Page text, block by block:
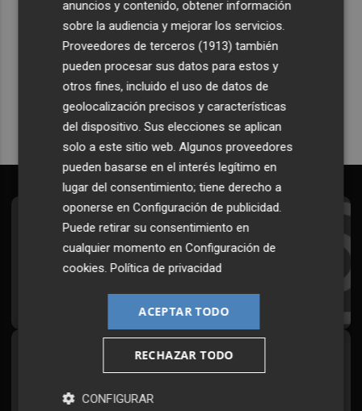
Recibe toda la actualidad de
Plaza Podcast en tu correo
Quiero suscribirme
Suscríbete al Boletín
Todos los días a primera hora en tu email
¡Quiero suscribirme!
Síguenos en redes
Plaza Podcast, desde cualquier medio
anuncios y contenido, obtener información
sobre la audiencia y mejorar los servicios.
Proveedores de terceros (1913) también
pueden procesar sus datos para estos y
otros fines, incluido el uso de datos de
geolocalización precisos y características
del dispositivo. Sus elecciones se aplican
solo a este sitio web. Algunos proveedores
pueden basarse en el interés legítimo en
lugar del consentimiento; tiene derecho a
oponerse enConfiguración de publicidad.
Puede retirar su consentimiento en
cualquier momento enConfiguración de
cookies.Política de privacidad
ACEPTAR TODO
RECHAZAR TODO
CONFIGURAR